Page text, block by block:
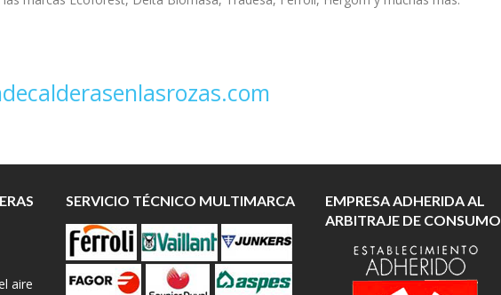
aire
SERVICIO TÉCNICO MULTIMARCA
EMPRESA ADHERIDA AL
ARBITRAJE DE CONSUMO